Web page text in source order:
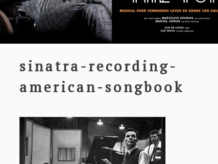
sinatra-recording-
american-songbook